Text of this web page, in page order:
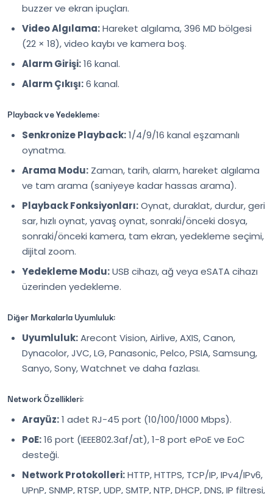
buzzer ve ekran ipuçları.
Video Algılama:Hareket algılama, 396 MD bölgesi
(22 × 18), video kaybı ve kamera boş.
Alarm Girişi:16 kanal.
Alarm Çıkışı:6 kanal.
Playback ve Yedekleme:
Senkronize Playback:1/4/9/16 kanal eşzamanlı
oynatma.
Arama Modu: Zaman, tarih, alarm, hareket algılama
ve tam arama (saniyeye kadar hassas arama).
Playback Fonksiyonları:Oynat, duraklat, durdur, geri
sar, hızlı oynat, yavaş oynat, sonraki/önceki dosya,
sonraki/önceki kamera, tam ekran, yedekleme seçimi,
dijital zoom.
Yedekleme Modu:USB cihazı, ağ veya eSATA cihazı
üzerinden yedekleme.
Diğer Markalarla Uyumluluk:
Uyumluluk:Arecont Vision, Airlive, AXIS, Canon,
Dynacolor, JVC, LG, Panasonic, Pelco, PSIA, Samsung,
Sanyo, Sony, Watchnet ve daha fazlası.
Network Özellikleri:
Arayüz:1 adet RJ-45 port (10/100/1000 Mbps).
PoE:16 port (IEEE802.3af/at), 1-8 port ePoE ve EoC
desteği.
Network Protokolleri:HTTP, HTTPS, TCP/IP, IPv4/IPv6,
UPnP, SNMP, RTSP, UDP, SMTP, NTP, DHCP, DNS, IP filtresi,